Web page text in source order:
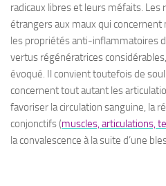
radicaux libres et leurs méfaits. Les
étrangers aux maux qui concernent
les propriétés anti-inflammatoires
vertus régénératrices
évoqué. Il convient toutefois de
concernent tout autant les
favoriser la circulation sanguine, la
conjonctifs (muscles, articulations,
la convalescence à la suite d’une